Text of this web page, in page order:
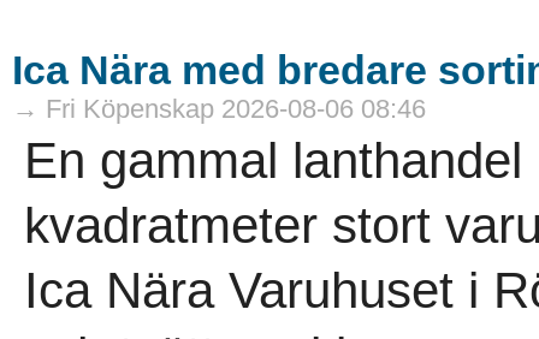
Ica Nära med bredare
→ Fri Köpenskap 2026-08-06 08:46
En gammal
kvadratmeter stort
Ica Nära Varuhuset i